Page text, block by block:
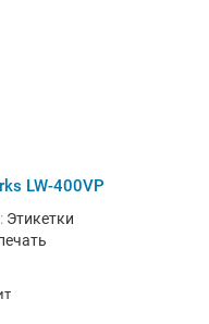
LW-400VP
Этикетки